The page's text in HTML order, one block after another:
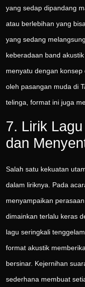
yang sedap dipandang
atau berlebihan yang
yang sedang
keberadaan band
menyatu dengan
oleh pasangan muda di
telinga, format ini juga
7. Lirik
dan
Salah satu kekuatan
dalam liriknya. Pada
menyampaikan
dimainkan terlalu keras
lagu seringkali
format akustik
bersinar. Kejernihan
sederhana membuat